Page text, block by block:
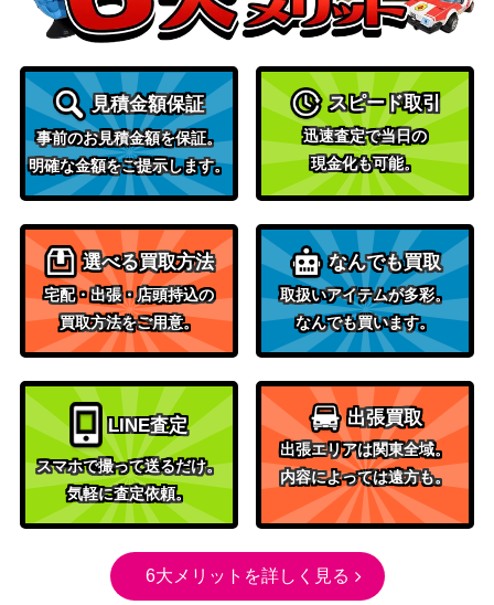
大空 翼【CTB/W1
18-078SP】
（キャプテン翼）
4,000
憧れの生徒会長 音
姫(DC/W81-024SE
C)
ブシロード
（サーカス 20th Anniversary）
20,000
皆の“彼女” 千鶴(K
NK/W86-051SSP)
ブシロード
（彼女、お借りします）
25,000
至福の時 千花(KG
L/S79-001SP)
ブシロード
（かぐや様は告らせたい～天
才たちの恋愛頭脳戦～）
7,000
オニナッツ生配信
中！ 鬼塚 夏美【SI
ブシロード
（ラブライブ！スクールアイ
1,600
“新しい世界に”白
金燐子 (BD/W95-0
91SSP)
ブシロード
（バンドリ！ ガールズバンド
パーティ！ 5th Anniversary）
15,000
私のキラめき 花柳
香子（STR）RSL
ブシロード
25,000
ット フェルン【S
（葬送のフリーレン）
見積金額保証
事前のお見積金額を保証。
明確な金額をご提示します。
スピード取引
迅速査定で当日の
現金化も可能。
選べる買取方法
宅配・出張・店頭持込の
買取方法をご用意。
なんでも買取
取扱いアイテムが多彩。
なんでも買います。
LINE査定
スマホで撮って送るだけ。
気軽に査定依頼。
出張買取
出張エリアは関東全域。
内容によっては遠方も。
6大メリットを詳しく見る